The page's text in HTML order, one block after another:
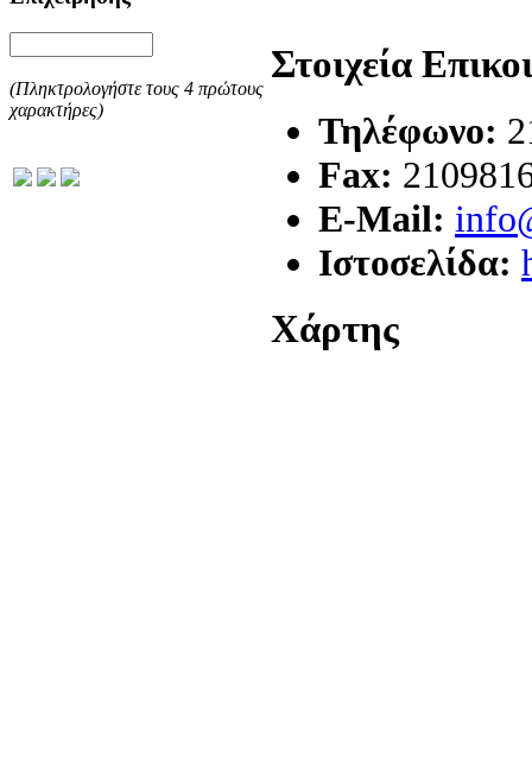
(Πληκτρολογήστε τους 4 πρώτους
χαρακτήρες)
Στοιχεία
Τηλέφωνο:
Fax:
E-Mail:
Ιστοσελίδα:
Χάρτης